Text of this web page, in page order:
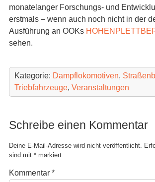
monatelanger Forschungs- und
erstmals – wenn auch noch nicht in der
Ausführung an OOKs
sehen.
Kategorie: Dampflokomotiven,
Triebfahrzeuge, Veranstaltungen
Schreibe einen Kommentar
Deine E-Mail-Adresse wird nicht veröffentlicht.
sind mit *markiert
Kommentar *